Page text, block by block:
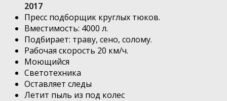
2017
Пресс подборщик круглых тюков.
Вместимость: 4000 л.
Подбирает: траву, сено, солому.
Рабочая скорость 20 км/ч.
Моющийся
Светотехника
Оставляет следы
Летит пыль из под колес